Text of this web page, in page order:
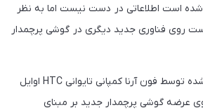
است اطلاعاتی در دست نیست اما به نظر
روی فناوری جدید دیگری در گوشی پرچمدار
طبق گزارش‌های منتشر شده توسط فون آرنا کمپانی تایوانی HTC اوایل
عرضه گوشی پرچمدار جدید بر مبنای